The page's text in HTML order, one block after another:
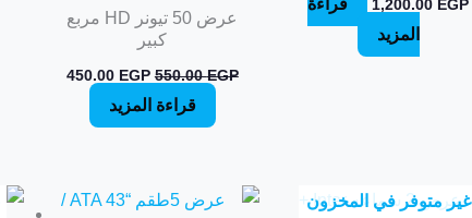
1,200.00 EGP
قراءة
المزيد
عرض 50 تيونر HD مربع
كبير
550.00EGP
450.00 EGP
قراءة المزيد
غير متوفر في المخزون